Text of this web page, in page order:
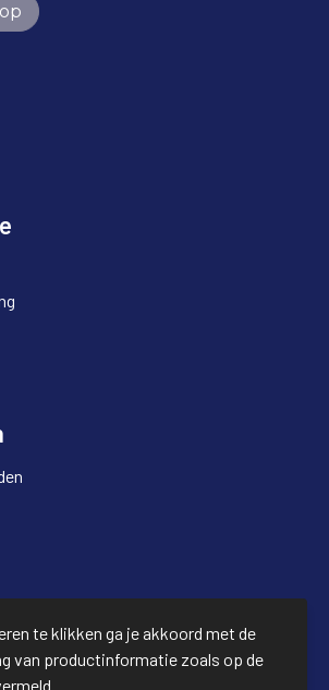
Full Trading 2026
te klikken ga je akkoord met de
van productinformatie zoals op de